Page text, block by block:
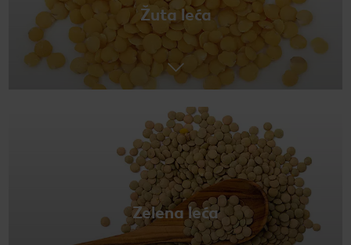
Žuta leća
Zelena leća